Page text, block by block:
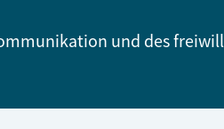
und des